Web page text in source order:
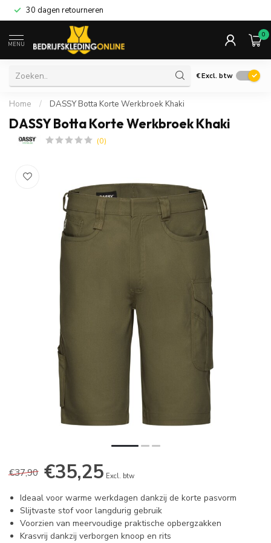
30 dagen retourneren
MENU
0
€Excl. btw
Home / DASSY Botta Korte Werkbroek Khaki
DASSY Botta Korte Werkbroek Khaki
(0)
€37,90 €35,25 Excl. btw
Ideaal voor warme werkdagen dankzij de korte pasvorm
Slijtvaste stof voor langdurig gebruik
Voorzien van meervoudige praktische opbergzakken
Krasvrij dankzij verborgen knoop en rits